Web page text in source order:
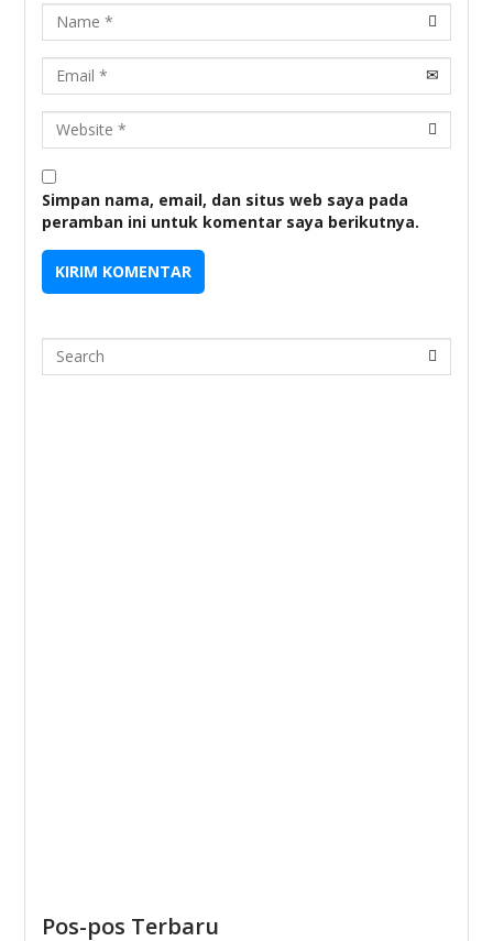
Name
Email
URL
Simpan nama, email, dan situs web saya pada
peramban ini untuk komentar saya berikutnya.
Search
Pos-pos Terbaru